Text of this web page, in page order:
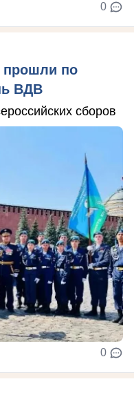
0
прошли по
ВДВ
сборов
0